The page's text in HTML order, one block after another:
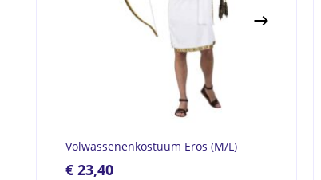
Volwassenenkostuum Eros (M/L)
€ 23,40